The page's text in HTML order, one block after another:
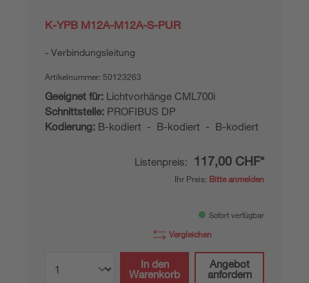
K-YPB M12A-M12A-S-PUR
Verbindungsleitung
Artikelnummer: 50123263
Geeignet für: Lichtvorhänge CML700i
Schnittstelle: PROFIBUS DP
Kodierung: B-kodiert - B-kodiert - B-kodiert
Listenpreis: 117,00 CHF*
Ihr Preis: Bitte anmelden
Sofort verfügbar
Vergleichen
In den
Warenkorb
Angebot
anfordern